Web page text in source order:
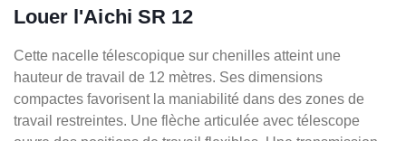
Louer l'Aichi SR 12
Cette nacelle télescopique sur chenilles atteint une
hauteur de travail de 12 mètres. Ses dimensions
compactes favorisent la maniabilité dans des zones de
travail restreintes. Une flèche articulée avec télescope